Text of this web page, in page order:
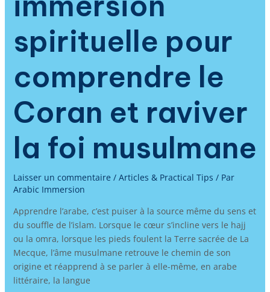
spirituelle pour
comprendre le
Coran et raviver
la foi musulmane
Laisser un commentaire / Articles & Practical Tips / Par
Arabic Immersion
Apprendre l’arabe, c’est puiser à la source même du sens et
du souffle de l’islam. Lorsque le cœur s’incline vers le hajj
ou la omra, lorsque les pieds foulent la Terre sacrée de La
Mecque, l’âme musulmane retrouve le chemin de son
origine et réapprend à se parler à elle-même, en arabe
littéraire, la langue